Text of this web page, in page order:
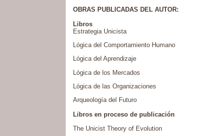
OBRAS PUBLICADAS DEL AUTOR:
Libros
Estrategia Unicista
Lógica del Comportamiento Humano
Lógica del Aprendizaje
Lógica de los Mercados
Lógica de las Organizaciones
Arqueología del Futuro
Libros en proceso de publicación
The Unicist Theory of Evolution